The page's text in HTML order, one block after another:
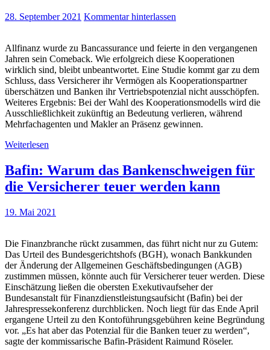
28. September 2021 Kommentar hinterlassen
Allfinanz wurde zu Bancassurance und feierte in den vergangenen
Jahren sein Comeback. Wie erfolgreich diese Kooperationen
wirklich sind, bleibt unbeantwortet. Eine Studie kommt gar zu dem
Schluss, dass Versicherer ihr Vermögen als Kooperationspartner
überschätzen und Banken ihr Vertriebspotenzial nicht ausschöpfen.
Weiteres Ergebnis: Bei der Wahl des Kooperationsmodells wird die
Ausschließlichkeit zukünftig an Bedeutung verlieren, während
Mehrfachagenten und Makler an Präsenz gewinnen.
Weiterlesen
Bafin: Warum das Bankenschweigen für
die Versicherer teuer werden kann
19. Mai 2021
Die Finanzbranche rückt zusammen, das führt nicht nur zu Gutem:
Das Urteil des Bundesgerichtshofs (BGH), wonach Bankkunden
der Änderung der Allgemeinen Geschäftsbedingungen (AGB)
zustimmen müssen, könnte auch für Versicherer teuer werden. Diese
Einschätzung ließen die obersten Exekutivaufseher der
Bundesanstalt für Finanzdienstleistungsaufsicht (Bafin) bei der
Jahrespressekonferenz durchblicken. Noch liegt für das Ende April
ergangene Urteil zu den Kontoführungsgebühren keine Begründung
vor. „Es hat aber das Potenzial für die Banken teuer zu werden“,
sagte der kommissarische Bafin-Präsident Raimund Röseler.